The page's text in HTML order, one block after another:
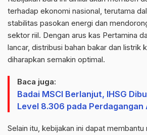
terhadap ekonomi nasional, terutama
stabilitas pasokan energi dan
sektor riil. Dengan arus kas Pertamina
lancar, distribusi bahan bakar dan listrik
diharapkan semakin optimal.
Baca juga:
Badai MSCI Berlanjut, IHSG
Level 8.306 pada Perdagangan
Selain itu, kebijakan ini dapat membantu